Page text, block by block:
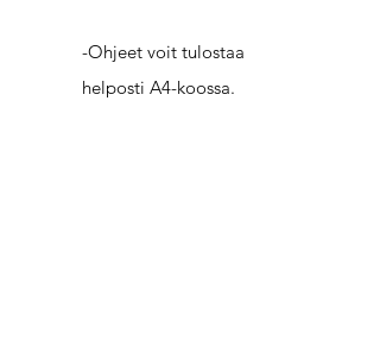
-Ohjeet voit tulostaa
helposti A4-koossa.